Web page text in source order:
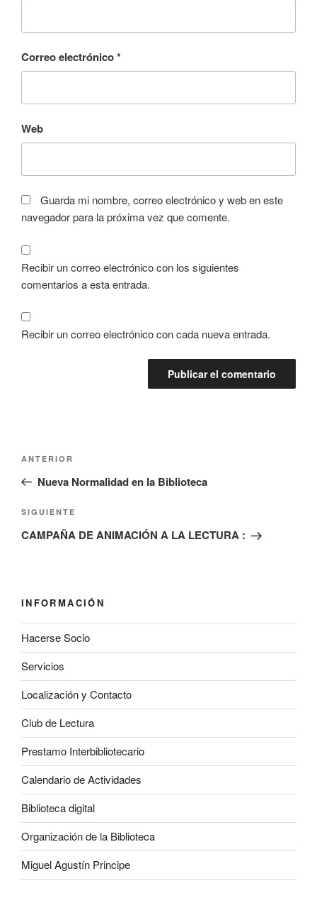
Correo electrónico*
Web
Guarda mi nombre, correo electrónico y web en este
navegador para la próxima vez que comente.
Recibir un correo electrónico con los siguientes
comentarios a esta entrada.
Recibir un correo electrónico con cada nueva entrada.
entradas
Entrada
anterior:
ANTERIOR
Nueva Normalidad en la Biblioteca
Siguiente
entrada
SIGUIENTE
CAMPAÑA DE ANIMACIÓN A LA LECTURA :
INFORMACIÓN
Hacerse Socio
Servicios
Localización y Contacto
Club de Lectura
Prestamo Interbibliotecario
Calendario de Actividades
Biblioteca digital
Organización de la Biblioteca
Miguel Agustín Principe